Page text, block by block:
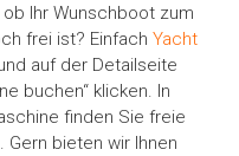
Ihr Wunschboot zum
frei ist? Einfach Yacht
auf der Detailseite
buchen“ klicken. In
finden Sie freie
bieten wir Ihnen